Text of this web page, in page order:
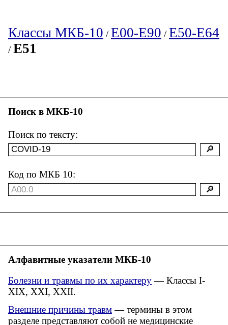
Классы МКБ-10 /E00-E90 /E50-E64
/E51
Поиск в MKБ-10
Поиск по тексту:
Код по МКБ 10:
Алфавитные указатели МКБ-10
Болезни и травмы по их характеру— Классы I-
XIX, XXI, XXII.
Внешние причины травм— термины в этом
разделе представляют собой не медицинские